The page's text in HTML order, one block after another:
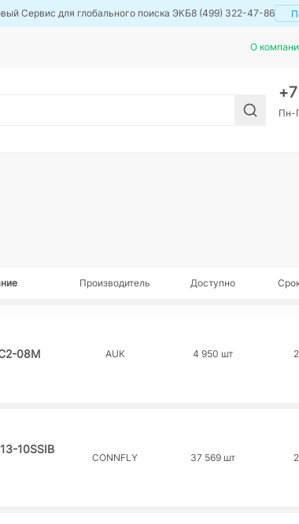
Сервис для глобального поиска ЭКБ8 (499) 322-47-86
О
+7
Пн-
Производитель Доступно
08M AUK 4 950 шт
10SSIB
CONNFLY 37 569 шт